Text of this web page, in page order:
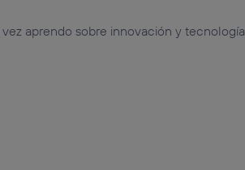
aprendo sobre innovación y tecnología.